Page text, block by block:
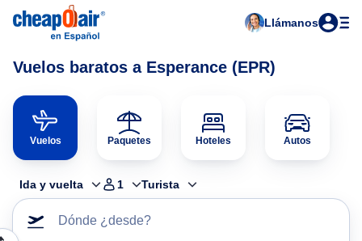
Llámanos
Vuelos baratos a Esperance (EPR)
Vuelos Paquetes Hoteles Autos
Ida y vuelta 1 Turista
Dónde ¿desde?